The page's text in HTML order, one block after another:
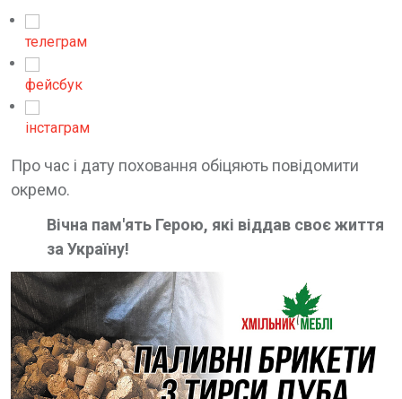
телеграм
фейсбук
інстаграм
Про час і дату поховання обіцяють повідомити
окремо.
Вічна пам'ять Герою, які віддав своє життя
за Україну!